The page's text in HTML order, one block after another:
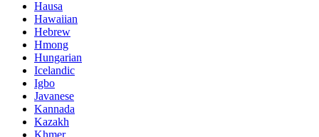
Hausa
Hawaiian
Hebrew
Hmong
Hungarian
Icelandic
Igbo
Javanese
Kannada
Kazakh
Khmer